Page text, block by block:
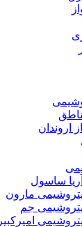
اروندان
آریا ساسول
پتروشیمی مارون
پتروشیمی جم
پتروشیمی امیرکبیر